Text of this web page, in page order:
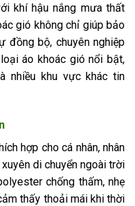
khí hậu nắng mưa thất
gió không chỉ giúp bảo
đồng bộ, chuyên nghiệp
áo khoác gió nổi bật,
nhiều khu vực khác tin
hợp cho cá nhân, nhân
di chuyển ngoài trời
chống thấm, nhẹ
thấy thoải mái khi thời